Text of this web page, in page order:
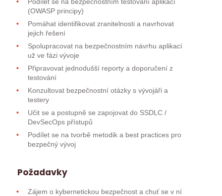
(OWASP principy)
Pomáhat identifikovat zranitelnosti a navrhovat
jejich řešení
Spolupracovat na bezpečnostním návrhu aplikací
už ve fázi vývoje
Připravovat jednodušší reporty a doporučení z
testování
Konzultovat bezpečnostní otázky s vývojáři a
testery
Učit se a postupně se zapojovat do SSDLC /
DevSecOps přístupů
Podílet se na tvorbě metodik a best practices pro
bezpečný vývoj
Požadavky
Zájem o kybernetickou bezpečnost a chuť se v ní